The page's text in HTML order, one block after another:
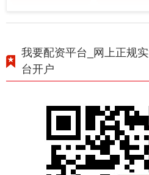
我要配资平台_网上正规
台开户